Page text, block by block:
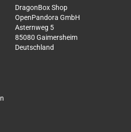
DragonBox Shop
OpenPandora GmbH
Asternweg 5
85080 Gaimersheim
Deutschland